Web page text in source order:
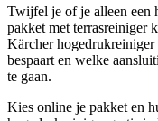
Twijfel je of je alleen een
pakket met terrasreiniger
Kärcher hogedrukreiniger
bespaart en welke
te gaan.
Kies online je pakket en